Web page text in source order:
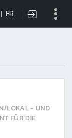
FR
LOKAL - UND
FÜR DIE